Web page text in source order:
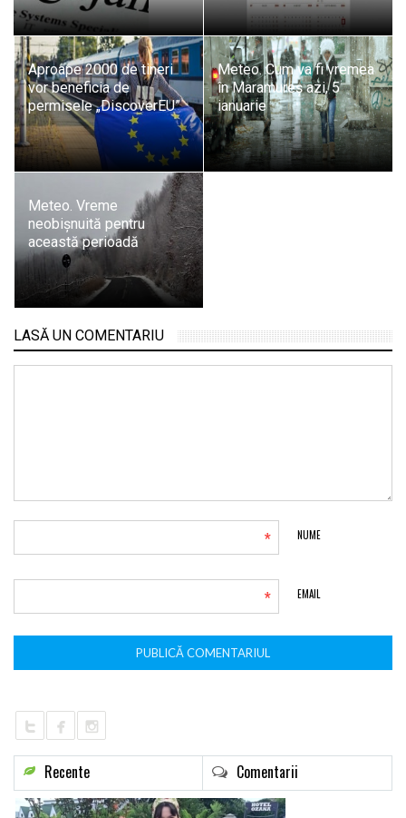
Aproape 2000 de tineri
vor beneficia de
permisele „DiscoverEU”
Meteo. Cum va fi vremea
în Maramureș azi, 5
ianuarie
Meteo. Vreme
neobișnuită pentru
această perioadă
LASĂ UN COMENTARIU
NUME
*
EMAIL
*
Recente Comentarii